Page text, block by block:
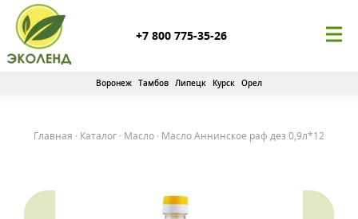
+7 800 775-35-26
Воронеж Тамбов Липецк Курск Орел
Главная · Каталог · Масло · Масло Аннинское раф дез 0,9л*12